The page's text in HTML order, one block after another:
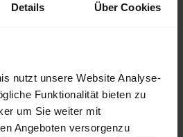
Details Über Cookies
nutzt unsere Website Analyse-
Funktionalität bieten zu
um Sie weiter mit
Angeboten versorgenzu
schnellem Feuchtigkeitstransport und